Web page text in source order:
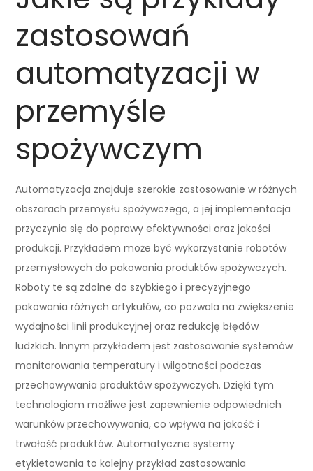
zastosowań
automatyzacji w
przemyśle
spożywczym
Automatyzacja znajduje szerokie zastosowanie w różnych
obszarach przemysłu spożywczego, a jej implementacja
przyczynia się do poprawy efektywności oraz jakości
produkcji. Przykładem może być wykorzystanie robotów
przemysłowych do pakowania produktów spożywczych.
Roboty te są zdolne do szybkiego i precyzyjnego
pakowania różnych artykułów, co pozwala na zwiększenie
wydajności linii produkcyjnej oraz redukcję błędów
ludzkich. Innym przykładem jest zastosowanie systemów
monitorowania temperatury i wilgotności podczas
przechowywania produktów spożywczych. Dzięki tym
technologiom możliwe jest zapewnienie odpowiednich
warunków przechowywania, co wpływa na jakość i
trwałość produktów. Automatyczne systemy
etykietowania to kolejny przykład zastosowania